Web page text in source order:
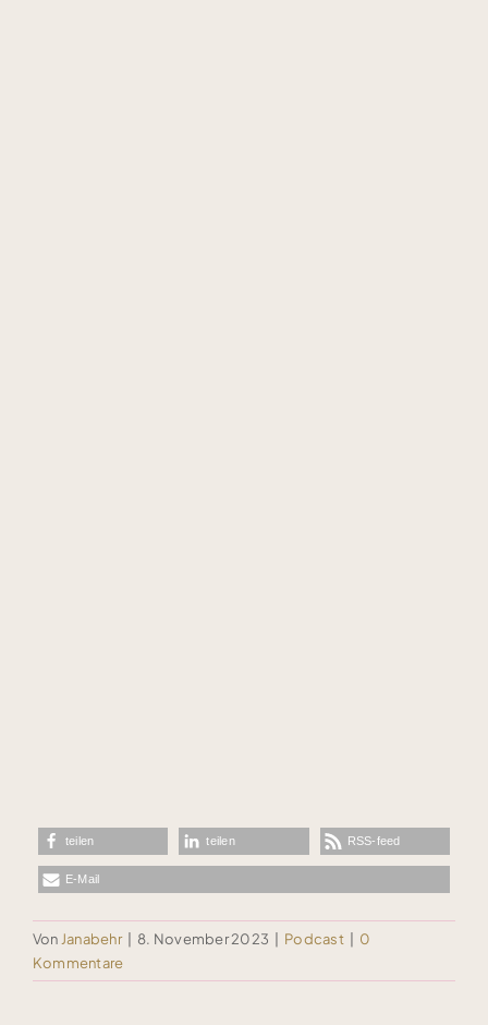
teilen teilen RSS-feed
E-Mail
Von Janabehr | 8. November 2023 | Podcast | 0
Kommentare